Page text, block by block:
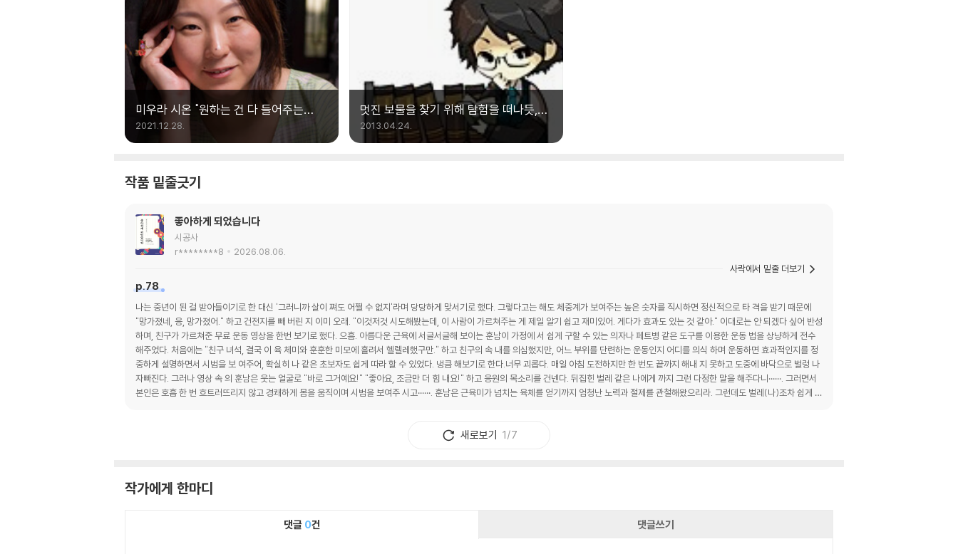
미우라 시온 "원하는 건 다 들어주는
심부름집이 있다면"
2021.12.28.
멋진 보물을 찾기 위해 탐험을 떠나듯,
서점을 산책하는 작가 ‘미우라 시온’
2013.04.24.
작품 밑줄긋기
좋아하게 되었습니다
시공사
r********8
2026.08.06.
p.78
나는 중년이 된 걸 받아들이기로 한 대신 '그러니까 살이 쪄도 어쩔 수 없지'라며 당당하게 맞서기로 했다. 그렇다고는 해도 체중계가 보여주는 높은 숫자를 직시하면 정신적으로 타 격을 받기 때문에
"망가졌네, 응, 망가졌어." 하고 건전지를 빼 버린 지 이미 오래. "이것저것 시도해봤는데, 이 사람이 가르쳐주는 게 제일 알기 쉽고 재미있어. 게다가 효과도 있는 것 같아." 이대로는 안 되겠다 싶어 반성
하며, 친구가 가르쳐준 무료 운동 영상을 한번 보기로 했다. 으흠. 아름다운 근육에 서글서글해 보이는 훈남이 가정에 서 쉽게 구할 수 있는 의자나 페트병 같은 도구를 이용한 운동 법을 상냥하게 전수
해주었다. 처음에는 "친구 녀석, 결국 이 육 체미와 훈훈한 미모에 흘려서 헬렐레했구만." 하고 친구의 속 내를 의심했지만, 어느 부위를 단련하는 운동인지 어디를 의식 하며 운동하면 효과적인지를 정
중하게 설명하면서 시범을 보 여주어, 확실히 나 같은 초보자도 쉽게 따라 할 수 있었다. 냉큼 해보기로 한다.너무 괴롭다. 매일 아침 도전하지만 한 번도 끝까지 해내 지 못하고 도중에 바닥으로 벌렁 나
자빠진다. 그러나 영상 속 의 훈남은 웃는 얼굴로 "바로 그거예요!" "좋아요, 조금만 더 힘 내요!" 하고 응원의 목소리를 건넨다. 뒤집힌 벌레 같은 나에게 까지 그런 다정한 말을 해주다니······. 그러면서
본인은 호흡 한 번 흐트러뜨리지 않고 경쾌하게 몸을 움직이며 시범을 보여주 시고······. 훈남은 근육미가 넘치는 육체를 얻기까지 엄청난 노력과 절제를 관철해왔으리라. 그런데도 벌레(나)조차 쉽게 이
요, 힘낼게요!" 하며 훈남에게 감 사 인사를 전하고, 탈락한 부분으로 영상을 되돌린 후 이어서 하기로 했다.현재, 음악에 맞춘 운동은 '3분 → 뒤집힌 벌레 → 고마워 요! → 1분 30초 → 뒤집힌 벌레 →
사락에서 밑줄 더보기
새로보기 1/7
작가에게 한마디
댓글 0건 댓글쓰기